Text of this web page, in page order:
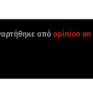
από opinion on